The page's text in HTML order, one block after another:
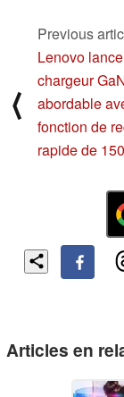
⟨
Previous
Lenovo
chargeur
abordable
fonction de
rapide de
Articles en